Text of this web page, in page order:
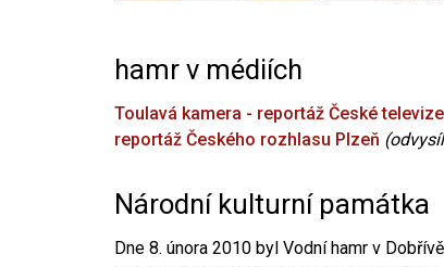
hamr v médiích
Toulavá kamera - reportáž České televize
reportáž Českého rozhlasu Plzeň
Národní kulturní památka
Dne 8. února 2010 byl Vodní hamr v